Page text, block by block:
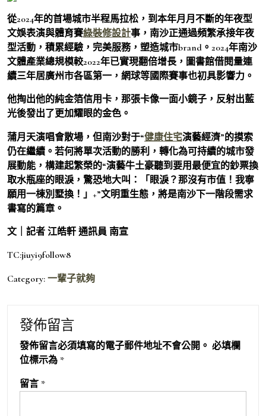
從2024年的首場城市半程馬拉松，到本年月月不斷的年夜型
文娛表演與體育賽綠裝修設計事，南沙正通過頻繁承接年夜
型活動，積累經驗，完美服務，塑造城市brand。2024年南沙
文體產業總規模較2022年已實現翻倍增長，圖書館借閱量連
續三年居廣州市各區第一，網球等國際賽事也初具影響力。
他掏出他的純金箔信用卡，那張卡像一面小鏡子，反射出藍
光後發出了更加耀眼的金色。
蒲月天演唱會散場，但南沙對于“健康住宅演藝經濟”的摸索
仍在繼續。若何將單次活動的勝利，轉化為可持續的城市發
展動能，構建起繁榮的“演藝牛土豪聽到要用最便宜的鈔票換
取水瓶座的眼淚，驚恐地大叫：「眼淚？那沒有市值！我寧
願用一棟別墅換！」+”文明重生態，將是南沙下一階段需求
書寫的篇章。
文｜記者 江皓軒 通訊員 南宣
TC:jiuyi9follow8
Category: 一輩子就夠
發佈留言
發佈留言必須填寫的電子郵件地址不會公開。 必填欄
位標示為 *
留言 *